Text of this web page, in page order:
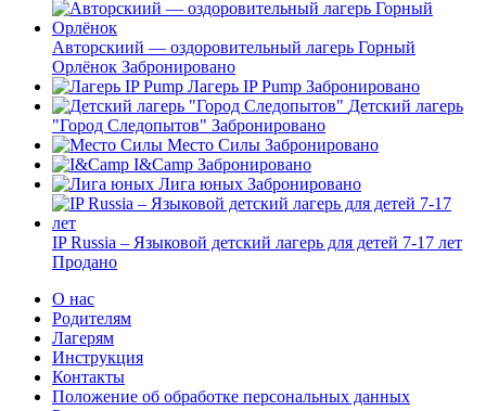
Авторскиий — оздоровительный лагерь Горный
Орлёнок Забронировано
Лагерь IP Pump Забронировано
Детский лагерь
"Город Следопытов" Забронировано
Место Силы Забронировано
I&Camp Забронировано
Лига юных Забронировано
IP Russia – Языковой детский лагерь для детей 7-17 лет
Продано
О нас
Родителям
Лагерям
Инструкция
Контакты
Положение об обработке персональных данных